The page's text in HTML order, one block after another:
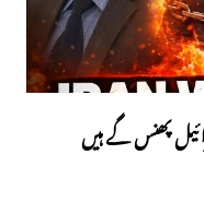
پھنس گے ہیں